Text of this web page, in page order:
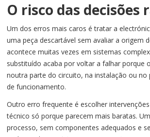
O risco das decisões
Um dos erros mais caros é tratar a
uma peça descartável sem avaliar a origem
acontece muitas vezes em sistemas
substituído acaba por voltar a falhar porque
noutra parte do circuito, na instalação ou no
de funcionamento.
Outro erro frequente é escolher
técnico só porque parecem mais baratas.
processo, sem componentes adequados e